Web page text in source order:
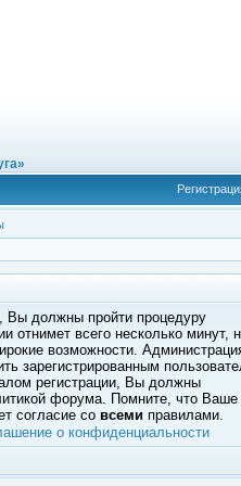
Вы должны пройти процедуру
отнимет всего несколько минут,
возможности.
зарегистрированным
регистрации, Вы должны
форума. Помните, что Ваше
согласие со всеми правилами.
о конфиденциальности